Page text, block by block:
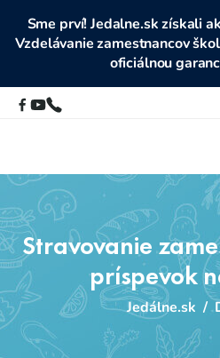
Sme prví! Jedalne.sk získali
Vzdelávanie zamestnancov
oficiálnou
Stravovanie
príspevok
Jedálne.sk /